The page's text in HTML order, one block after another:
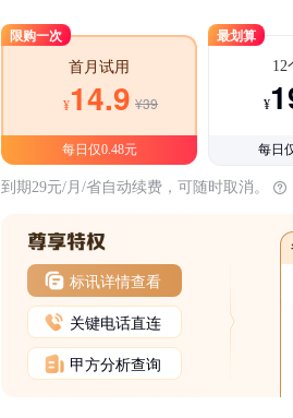
限购一次
首月试用
¥14.9 ¥39
每日仅0.48元
最划算
12
¥
每日
到期29元/月/省自动续费，可随时取消。
标讯详情查看
关键电话直连
甲方分析查询